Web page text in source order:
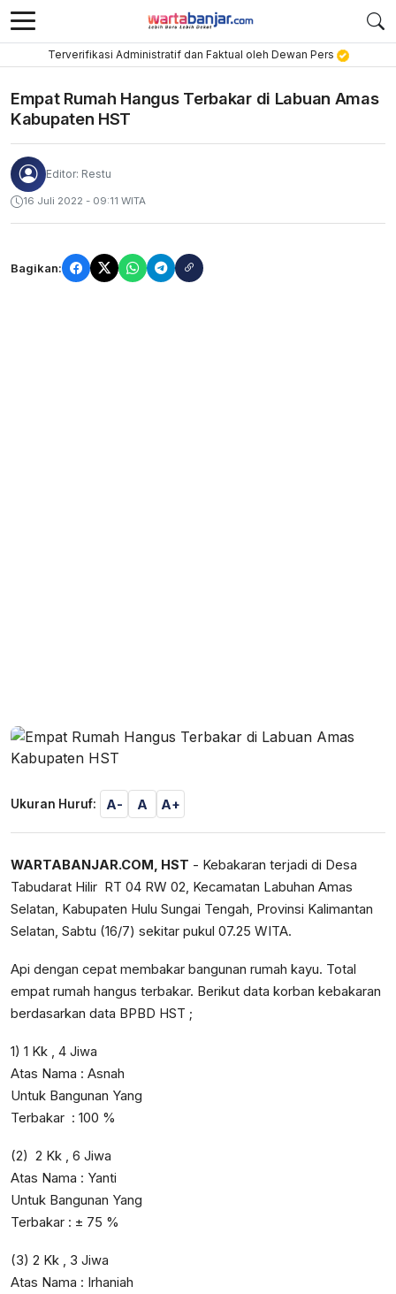
Terverifikasi Administratif dan Faktual oleh Dewan Pers
Empat Rumah Hangus Terbakar di Labuan Amas
Kabupaten HST
Editor: Restu
16 Juli 2022 - 09:11 WITA
Bagikan:
Ukuran Huruf: A- A A+
WARTABANJAR.COM, HST - Kebakaran terjadi di Desa
Tabudarat Hilir RT 04 RW 02, Kecamatan Labuhan Amas
Selatan, Kabupaten Hulu Sungai Tengah, Provinsi Kalimantan
Selatan, Sabtu (16/7) sekitar pukul 07.25 WITA.
Api dengan cepat membakar bangunan rumah kayu. Total
empat rumah hangus terbakar. Berikut data korban kebakaran
berdasarkan data BPBD HST ;
1) 1 Kk , 4 Jiwa
Atas Nama : Asnah
Untuk Bangunan Yang
Terbakar : 100 %
(2) 2 Kk , 6 Jiwa
Atas Nama : Yanti
Untuk Bangunan Yang
Terbakar : ± 75 %
(3) 2 Kk , 3 Jiwa
Atas Nama : Irhaniah